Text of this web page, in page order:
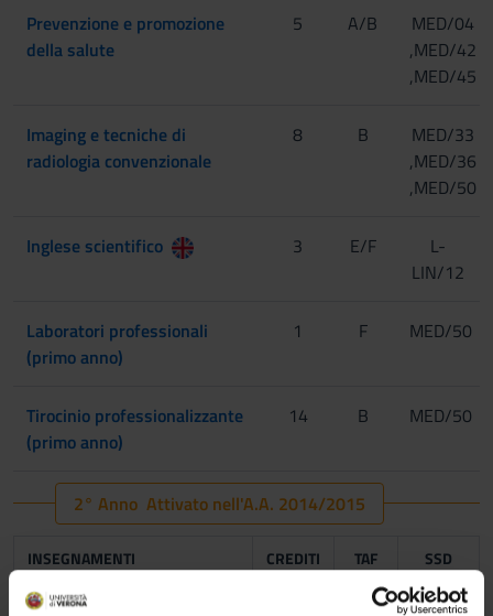
Prevenzione e promozione
della salute
5 A/B
MED/04
,MED/42
,MED/45
Imaging e tecniche di
radiologia convenzionale
8 B
MED/33
,MED/36
,MED/50
Inglese scientifico 3 E/F
L-
LIN/12
Laboratori professionali
(primo anno)
1 F MED/50
Tirocinio professionalizzante
(primo anno)
14 B MED/50
2° Anno Attivato nell'A.A. 2014/2015
INSEGNAMENTI CREDITI TAF SSD
Radioterapia A/B FIS/07